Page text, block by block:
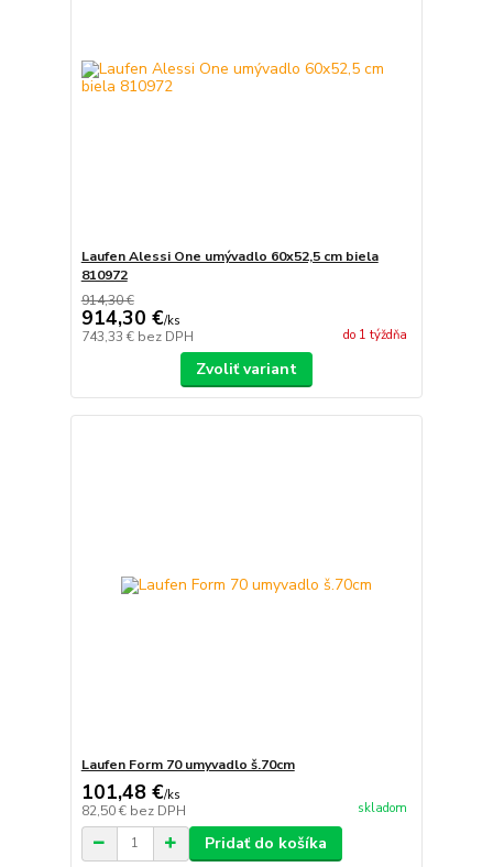
Laufen Alessi One umývadlo 60x52,5 cm biela
810972
914,30 €
914,30 €/ks
743,33 € bez DPH do 1 týždňa
Zvoliť variant
Laufen Form 70 umyvadlo š.70cm
101,48 €/ks
82,50 € bez DPH skladom
Pridať do košíka